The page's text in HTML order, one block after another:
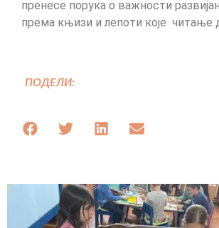
пренесе порука о важности
према књизи и лепоти које читање
ПОДЕЛИ: